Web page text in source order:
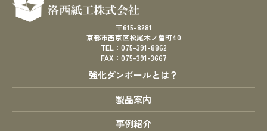
〒615-8281
京都市西京区松尾木ノ曽町40
TEL：075-391-8862
FAX：075-391-3667
強化ダンボールとは？
製品案内
事例紹介